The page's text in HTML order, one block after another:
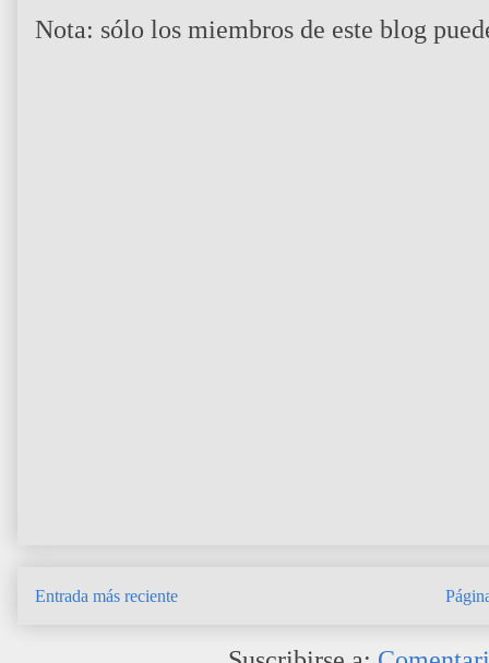
Nota: sólo los miembros de este blog
Entrada más reciente